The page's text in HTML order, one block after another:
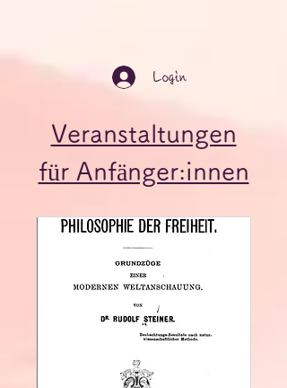
Login
Veranstaltungen
für Anfänger:innen